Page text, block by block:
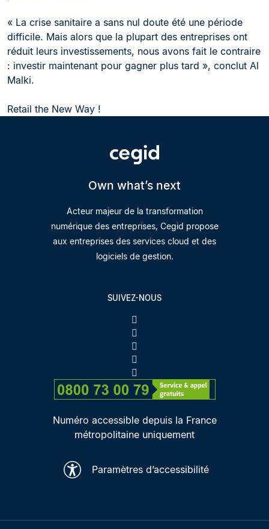
« La crise sanitaire a sans nul doute été une période
difficile. Mais alors que la plupart des entreprises ont
réduit leurs investissements, nous avons fait le contraire
: investir maintenant pour gagner plus tard », conclut Al
Malki.
Retail the New Way !
Own what’s next
Acteur majeur de la transformation
numérique des entreprises, Cegid propose
aux entreprises des services cloud et des
logiciels de gestion.
SUIVEZ-NOUS
Numéro accessible depuis la France
métropolitaine uniquement
Paramètres d’accessibilité